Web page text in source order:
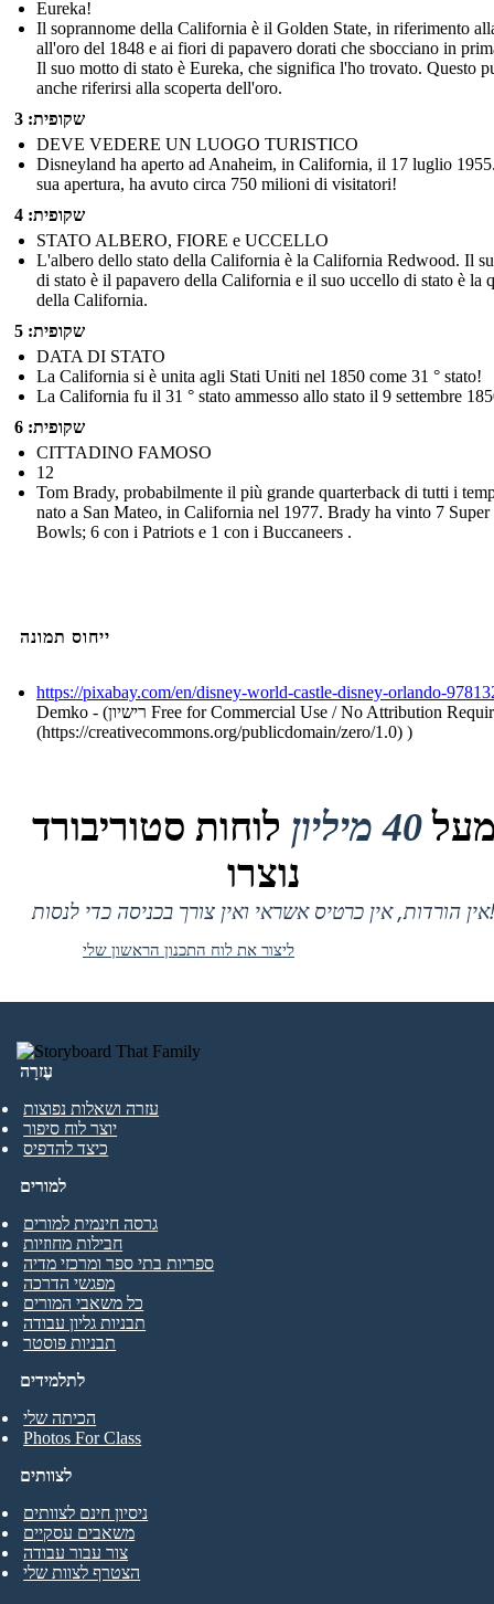
Eureka!
Il soprannome della California è il Golden State, in riferimento
all'oro del 1848 e ai fiori di papavero dorati che sbocciano in
Il suo motto di stato è Eureka, che significa l'ho trovato. Questo
anche riferirsi alla scoperta dell'oro.
שקופית: 3
DEVE VEDERE UN LUOGO TURISTICO
Disneyland ha aperto ad Anaheim, in California, il 17 luglio
sua apertura, ha avuto circa 750 milioni di visitatori!
שקופית: 4
STATO ALBERO, FIORE e UCCELLO
L'albero dello stato della California è la California Redwood. Il
di stato è il papavero della California e il suo uccello di stato è la
della California.
שקופית: 5
DATA DI STATO
La California si è unita agli Stati Uniti nel 1850 come 31 ° stato!
La California fu il 31 ° stato ammesso allo stato il 9 settembre
שקופית: 6
CITTADINO FAMOSO
12
Tom Brady, probabilmente il più grande quarterback di tutti i
nato a San Mateo, in California nel 1977. Brady ha vinto 7 Super
Bowls; 6 con i Patriots e 1 con i Buccaneers .
ייחוס תמונה
https://pixabay.com/en/disney-world-castle-disney-orlando-
Demko - (רישיון Free for Commercial Use / No Attribution Required
(https://creativecommons.org/publicdomain/zero/1.0) )
40 מיליון
לוחות סטוריבורד
נוצרו
אין הורדות, אין כרטיס אשראי ואין צורך בכניסה כדי לנסות!
ליצור את לוח התכנון הראשון שלי
עֶזרָה
עזרה ושאלות נפוצות
יוצר לוח סיפור
כיצד להדפיס
לתלמידים
הכיתה שלי
Photos For Class
למורים
גרסה חינמית למורים
חבילות מחוזיות
ספריות בתי ספר ומרכזי מדיה
מפגשי הדרכה
כל משאבי המורים
תבניות גליון עבודה
תבניות פוסטר
לצוותים
ניסיון חינם לצוותים
משאבים עסקיים
צור עבור עבודה
הצטרף לצוות שלי